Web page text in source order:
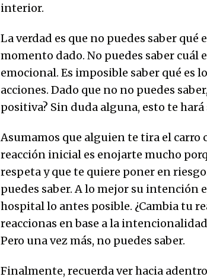
interior.
La verdad es que no puedes saber
momento dado. No puedes saber cuál
emocional. Es imposible saber qué es
acciones. Dado que no no puedes
positiva? Sin duda alguna, esto te
Asumamos que alguien te tira el carro
reacción inicial es enojarte mucho
respeta y que te quiere poner en
puedes saber. A lo mejor su intención
hospital lo antes posible. ¿Cambia tu
reaccionas en base a la
Pero una vez más, no puedes saber.
Finalmente, recuerda ver hacia